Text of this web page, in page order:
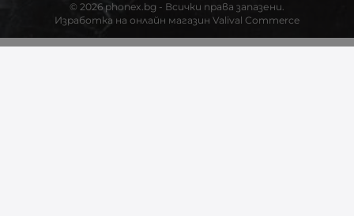
© 2026 phonex.bg - Всички права запазени.
Изработка на онлайн магазин Valival Commerce